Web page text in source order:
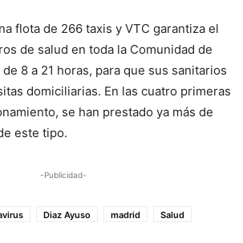
flota de 266 taxis y VTC garantiza el
de salud en toda la Comunidad de
8 a 21 horas, para que sus sanitarios
domiciliarias. En las cuatro primeras
se han prestado ya más de
este tipo.
-Publicidad-
Diaz Ayuso madrid
Salud